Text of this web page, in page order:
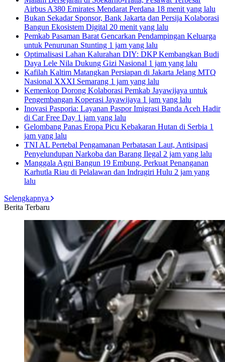
Airbus A380 Emirates Mendarat Perdana 18 menit yang lalu
Bukan Sekadar Sponsor, Bank Jakarta dan Persija Kolaborasi
Bangun Ekosistem Digital 20 menit yang lalu
Pemkab Pasaman Barat Gencarkan Pendampingan Keluarga
untuk Penurunan Stunting 1 jam yang lalu
Optimalisasi Lahan Kalurahan DIY: DKP Kembangkan Budi
Daya Lele Nila Dukung Gizi Nasional 1 jam yang lalu
Kafilah Kaltim Matangkan Persiapan di Jakarta Jelang MTQ
Nasional XXXI Semarang 1 jam yang lalu
Kemenkop Dorong Kolaborasi Pemkab Jayawijaya untuk
Pengembangan Koperasi Jayawijaya 1 jam yang lalu
Inovasi Pasporia: Layanan Paspor Imigrasi Banda Aceh Hadir
di Car Free Day 1 jam yang lalu
Gelombang Panas Eropa Picu Kebakaran Hutan di Serbia 1
jam yang lalu
TNI AL Pertebal Pengamanan Perbatasan Laut, Antisipasi
Penyelundupan Narkoba dan Barang Ilegal 2 jam yang lalu
Manggala Agni Bangun 19 Embung, Perkuat Penanganan
Karhutla Riau di Pelalawan dan Indragiri Hulu 2 jam yang
lalu
Selengkapnya
Berita Terbaru